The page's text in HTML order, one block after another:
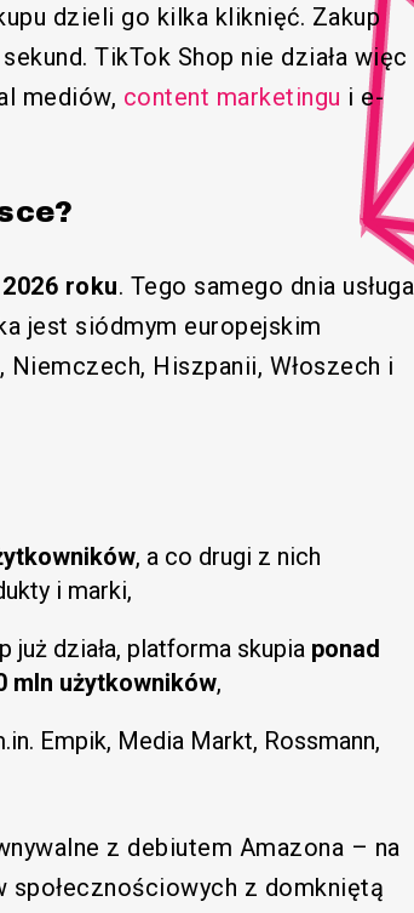
dzieli go kilka kliknięć. Zakup
TikTok Shop nie działa więc
mediów, content marketingu i e-
roku. Tego samego dnia usługa
jest siódmym europejskim
Hiszpanii, Włoszech i
, a co drugi z nich
i marki,
już działa, platforma skupia ponad
mln użytkowników,
Empik, Media Markt, Rossmann,
z debiutem Amazona – na
społecznościowych z domkniętą